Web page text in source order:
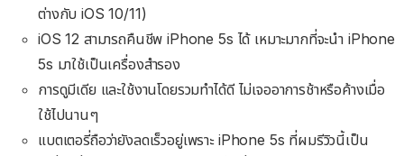
ต่างกับ iOS 10/11)
iOS 12 สามารถคืนชีพ iPhone 5s ได้ เหมาะมากที่จะนำ iPhone
5s มาใช้เป็นเครื่องสำรอง
การดูมีเดีย และใช้งานโดยรวมทำได้ดี ไม่เจออาการช้าหรือค้างเมื่อ
ใช้ไปนานๆ
แบตเตอรี่ถือว่ายังลดเร็วอยู่เพราะ iPhone 5s ที่ผมรีวิวนี้เป็น